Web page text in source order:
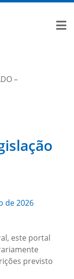
–
de 2026
este portal
previsto